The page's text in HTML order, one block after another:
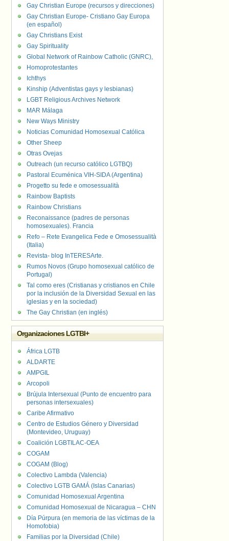
Gay Christian Europe (recursos y direcciones)
Gay Christian Europe- Cristiano Gay Europa
(en español)
Gay Christians Exist
Gay Spirituality
Global Network of Rainbow Catholic (GNRC),
Homoprotestantes
Ichthys
Kinship (Adventistas gays y lesbianas)
LGBT Religious Archives Network
MAR Málaga
New Ways Ministry
Noticias Comunidad Homosexual Católica
Other Sheep
Otras Ovejas
Outreach (un recurso católico LGTBQ)
Pastoral Ecuménica VIH-SIDA (Argentina)
Progetto su fede e omosessualità
Rainbow Baptists
Rainbow Christians
Reconaissance (padres de personas
homosexuales). Francia
Refo – Rete Evangelica Fede e Omosessualità
(Italia)
Revista- blog InTERESArte.
Rumos Novos (Grupo homosexual católico de
Portugal)
Tal como eres (Cristianas y cristianos en Chile
por la inclusión de la Diversidad Sexual en las
iglesias y en la sociedad)
The Gay Christian (en inglés)
Organizaciones LGTBI+
África LGTB
ALDARTE
AMPGIL
Arcopoli
Brújula Intersexual (Punto de encuentro para
personas intersexuales)
Caribe Afirmativo
Centro de Estudios Género y Diversidad
(Montevideo, Uruguay)
Coalición LGBTILAC-OEA
COGAM
COGAM (Blog)
Colectivo Lambda (Valencia)
Colectivo LGTB GAMÁ (Islas Canarias)
Comunidad Homosexual Argentina
Comunidad Homosexual de Nicaragua – CHN
Día Púrpura (en memoria de las víctimas de la
Homofobia)
Familias por la Diversidad (Chile)